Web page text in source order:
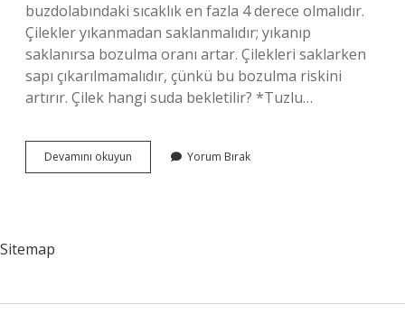
buzdolabındaki sıcaklık en fazla 4 derece olmalıdır.
Çilekler yıkanmadan saklanmalıdır; yıkanıp
saklanırsa bozulma oranı artar. Çilekleri saklarken
sapı çıkarılmamalıdır, çünkü bu bozulma riskini
artırır. Çilek hangi suda bekletilir? *Tuzlu…
Devamını okuyun
Sirkeli
Yorum Bırak
Sitemap